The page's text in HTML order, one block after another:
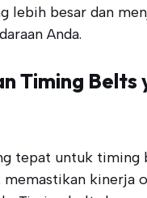
lebih besar dan
Anda.
Timing Belts
tepat untuk timing
kinerja